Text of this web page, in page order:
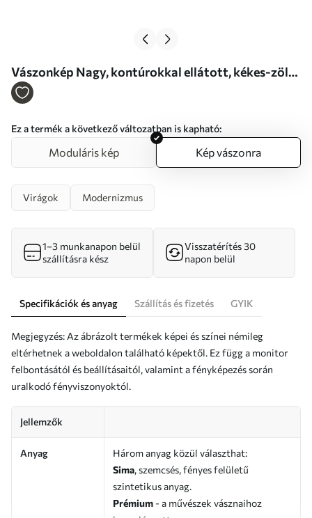
Vászonkép Nagy, kontúrokkal ellátott, kékes-zöld
és sárga virágok, sárga levelekkel körülvéve,
Ez a termék a következő változatban is kapható:
Moduláris kép Kép vászonra
Virágok Modernizmus
1–3 munkanapon belül
szállításra kész
Visszatérítés 30
napon belül
Specifikációk és anyag Szállítás és fizetés GYIK
Megjegyzés: Az ábrázolt termékek képei és színei némileg
eltérhetnek a weboldalon található képektől. Ez függ a monitor
felbontásától és beállításaitól, valamint a fényképezés során
uralkodó fényviszonyoktól.
Jellemzők
Anyag
Három anyag közül választhat:
Sima, szemcsés, fényes felületű
szintetikus anyag.
Prémium - a művészek vásznaihoz